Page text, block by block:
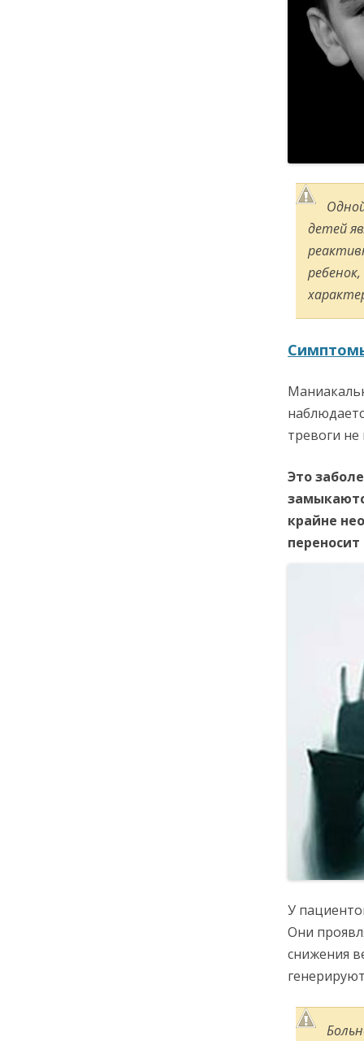
детей
тревоги
Это
крайне
У
Они
снижения